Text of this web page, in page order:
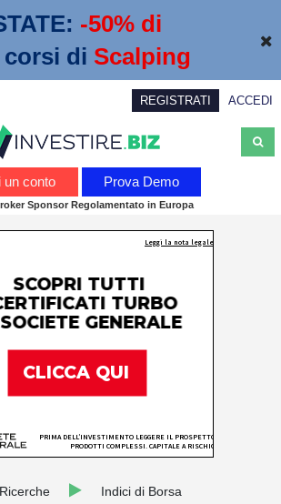
-50% di
di Scalping
REGISTRATI ACCEDI
un conto Prova Demo
Sponsor Regolamentato in Europa
Indici di Borsa